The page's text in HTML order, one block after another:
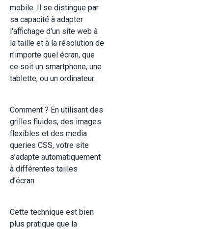
mobile. Il se distingue par
sa capacité à adapter
l'affichage d'un site web à
la taille et à la résolution de
n'importe quel écran, que
ce soit un smartphone, une
tablette, ou un ordinateur.
Comment ? En utilisant des
grilles fluides, des images
flexibles et des media
queries CSS, votre site
s’adapte automatiquement
à différentes tailles
d’écran.
Cette technique est bien
plus pratique que la